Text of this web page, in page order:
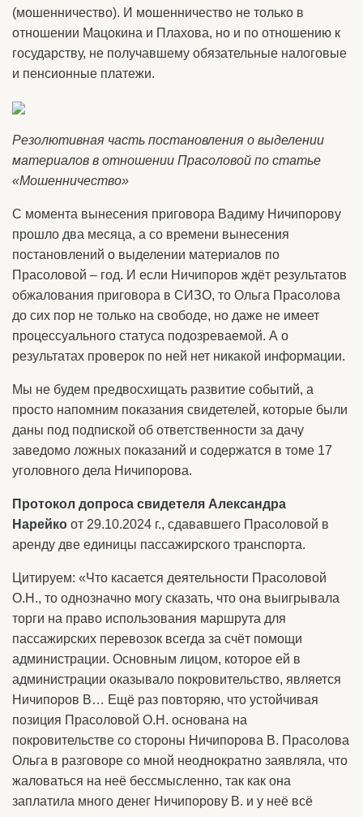
(мошенничество). И мошенничество не только в
отношении Мацокина и Плахова, но и по отношению к
государству, не получавшему обязательные налоговые
и пенсионные платежи.
Резолютивная часть постановления о выделении
материалов в отношении Прасоловой по статье
«Мошенничество»
С момента вынесения приговора Вадиму Ничипорову
прошло два месяца, а со времени вынесения
постановлений о выделении материалов по
Прасоловой – год. И если Ничипоров ждёт результатов
обжалования приговора в СИЗО, то Ольга Прасолова
до сих пор не только на свободе, но даже не имеет
процессуального статуса подозреваемой. А о
результатах проверок по ней нет никакой информации.
Мы не будем предвосхищать развитие событий, а
просто напомним показания свидетелей, которые были
даны под подпиской об ответственности за дачу
заведомо ложных показаний и содержатся в томе 17
уголовного дела Ничипорова.
Протокол допроса свидетеля Александра
Нарейко от 29.10.2024 г., сдававшего Прасоловой в
аренду две единицы пассажирского транспорта.
Цитируем: «Что касается деятельности Прасоловой
О.Н., то однозначно могу сказать, что она выигрывала
торги на право использования маршрута для
пассажирских перевозок всегда за счёт помощи
администрации. Основным лицом, которое ей в
администрации оказывало покровительство, является
Ничипоров В… Ещё раз повторяю, что устойчивая
позиция Прасоловой О.Н. основана на
покровительстве со стороны Ничипорова В. Прасолова
Ольга в разговоре со мной неоднократно заявляла, что
жаловаться на неё бессмысленно, так как она
заплатила много денег Ничипорову В. и у неё всё